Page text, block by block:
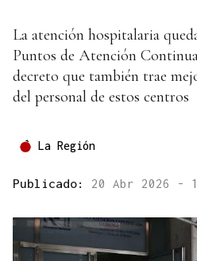
La atención hospitalaria
Puntos de Atención
decreto que también trae
del personal de estos centros
La Región
Publicado: 20 Abr 2026 -